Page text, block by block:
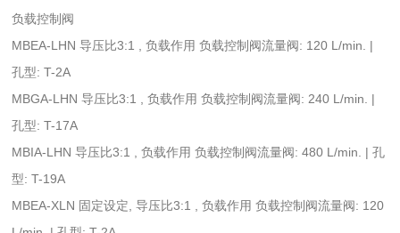
负载控制阀
MBEA-LHN 导压比3:1 , 负载作用 负载控制阀流量阀: 120 L/min. |
孔型: T-2A
MBGA-LHN 导压比3:1 , 负载作用 负载控制阀流量阀: 240 L/min. |
孔型: T-17A
MBIA-LHN 导压比3:1 , 负载作用 负载控制阀流量阀: 480 L/min. | 孔
型: T-19A
MBEA-XLN 固定设定, 导压比3:1 , 负载作用 负载控制阀流量阀: 120